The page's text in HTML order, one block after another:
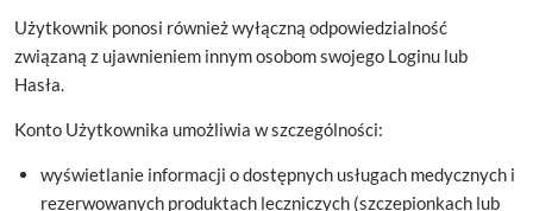
Użytkownik ponosi również wyłączną odpowiedzialność
związaną z ujawnieniem innym osobom swojego Loginu lub
Hasła.
Konto Użytkownika umożliwia w szczególności:
wyświetlanie informacji o dostępnych usługach medycznych i
rezerwowanych produktach leczniczych (szczepionkach lub